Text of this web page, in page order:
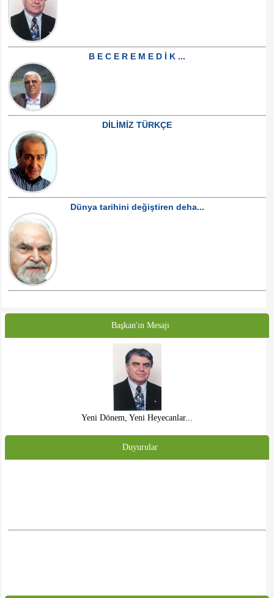
Başkan'ın Mesajı
Yeni Dönem, Yeni Heyecanlar...
Duyurular
B E C E R E M E D İ K ...
DİLİMİZ TÜRKÇE
Dünya tarihini değiştiren deha...